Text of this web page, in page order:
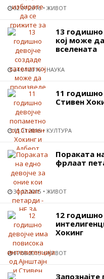
02.07.2016 ЖИВОТ
13 годишно
кој може
вселената
24.01.2016 НАУКА
11
Стивен
13.01.2016 КУЛТУРА
Пораката
фрлаат
31.12.2015 ЖИВОТ
12 годишно
Хокинг
07.08.2015 ЖИВОТ